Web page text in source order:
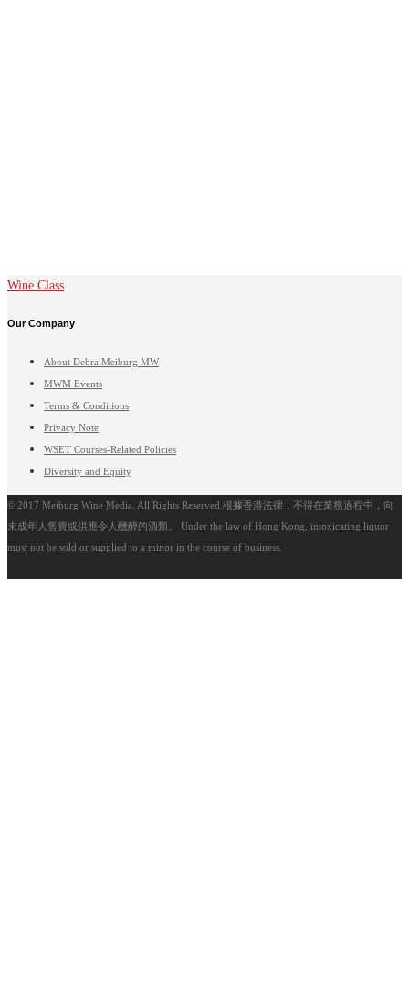
Wine Class
Our Company
About Debra Meiburg MW
MWM Events
Terms & Conditions
Privacy Note
WSET Courses-Related Policies
Diversity and Equity
© 2017 Meiburg Wine Media. All Rights Reserved.根據香港法律，不得在業務過程中，向
未成年人售賣或供應令人醺醉的酒類。 Under the law of Hong Kong, intoxicating liquor
must not be sold or supplied to a minor in the course of business.